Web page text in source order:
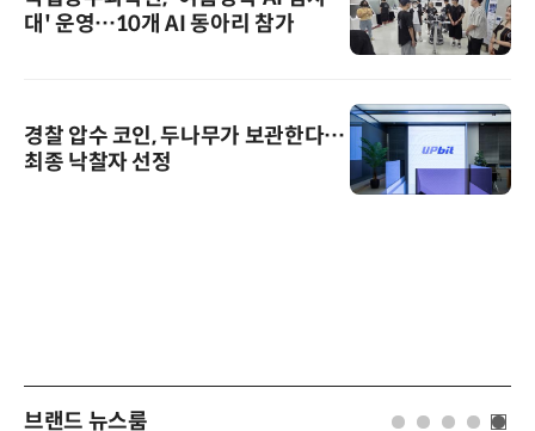
대' 운영…10개 AI 동아리 참가
경찰 압수 코인, 두나무가 보관한다…
최종 낙찰자 선정
브랜드 뉴스룸